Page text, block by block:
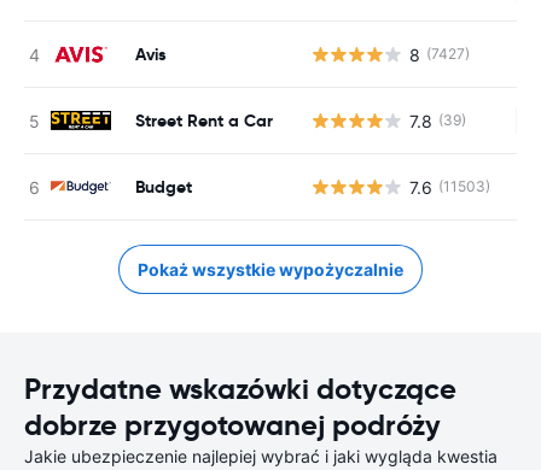
Avis 8 (7427)
Street Rent a Car 7.8 (39)
Budget 7.6 (11503)
Pokaż wszystkie wypożyczalnie
Przydatne wskazówki dotyczące
dobrze przygotowanej podróży
Jakie ubezpieczenie najlepiej wybrać i jaki wygląda kwestia